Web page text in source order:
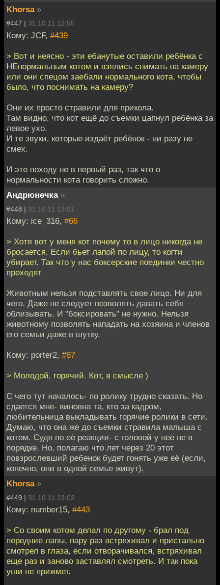
Khorsa »
#447 | 31.10.11 12:55
Кому: JCF, #439
> Вот и неясно - эти ебанутые оставили ребёнка с
НЕнормальным котом и взялись снимать на камеру
или они спецом заебали нормального кота, чтобы
было, что поснимать на камеру?
Они их просто стравили для прикола.
Там видно, что кот ещё до съемки цапнул ребёнка за
левое ухо.
И те звуки, которые издаёт ребёнок - ни разу не
смех.
И это походу не в первый раз, так что о
нормальности кота говорить сложно.
Андрюнечка »
#448 | 31.10.11 13:01
Кому: ice_316, #66
> Хотя вот у меня кот почему то в лицо никогда не
бросается. Если бьет лапой по лицу, то когти
убирает. Так что у нас боксерские поединки честно
проходят
Животным нельзя подставлять свое лицо. Ни для
чего. Даже не следует позволять давать себя
облизывать. И "боксировать" не нужно. Нельзя
животному позволять нападать на хозяина и членов
его семьи даже в шутку.
Кому: porter2, #87
> Молодой, горячий. Кот, в смысле )
С чего тут началось- по ролику трудно сказать. Но
сдается мне- виновна та, кто за кадром,
любительница выкладывать горячие ролики в сети.
Думаю, что она же до съемки стравила малыша с
котом. Судя по её реакции- с головой у неё не в
порядке. Но, полагаю что лет через 20 этот
повзрослевший ребенок будет гонять уже её (если,
конечно, они в одной семье живут).
Khorsa »
#449 | 31.10.11 13:02
Кому: number15, #443
> Со своим котом делал по другому - брал под
передние лапы, пару раз встряхивал и пристально
смотрел в глаза, если отворачивался, встряхивал
еще раз и заново заставлял смотреть. И так пока
уши не прижмет.